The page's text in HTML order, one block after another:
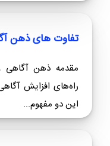
تفاوت های ذهن
مقدمه ذهن
راه‌های افزایش
این دو مفهوم...